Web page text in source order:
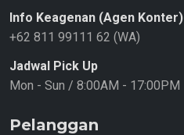
Info Keagenan (Agen Konter)
+62 811 99111 62 (WA)
Jadwal Pick Up
Mon - Sun / 8:00AM - 17:00PM
Pelanggan